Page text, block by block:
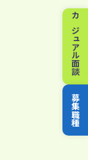
カジュアル面談
募集職種